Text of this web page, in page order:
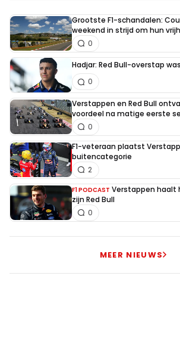
Grootste F1-schandalen:
weekend in strijd om hun
0
Hadjar: Red Bull-overstap
0
Verstappen en Red Bull
voordeel na matige eerste
0
F1-veteraan plaatst
buitencategorie
2
F1 PODCAST Verstappen haalt
zijn Red Bull
0
MEER NIEUWS